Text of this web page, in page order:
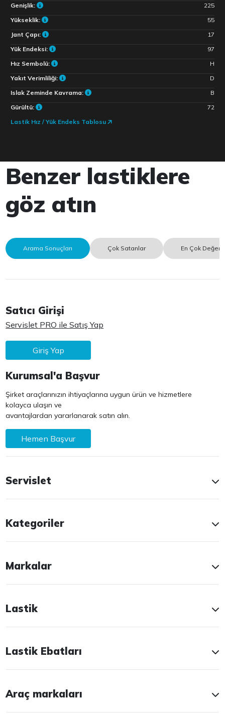
Genişlik:
225
Yükseklik:
55
Jant Çapı:
17
Yük Endeksi:
97
Hız Sembolü:
H
Yakıt Verimliliği:
D
Islak Zeminde Kavrama:
B
Gürültü:
72
Lastik Hız / Yük Endeks Tablosu
Benzer lastiklere
göz atın
Arama Sonuçları Çok Satanlar En Çok
Satıcı Girişi
Servislet PRO ile Satış Yap
Giriş Yap
Kurumsal'a Başvur
Şirket araçlarınızın ihtiyaçlarına uygun ürün ve hizmetlere
kolayca ulaşın ve
avantajlardan yararlanarak satın alın.
Hemen Başvur
Servislet
Kategoriler
Markalar
Lastik
Lastik Ebatları
Araç markaları